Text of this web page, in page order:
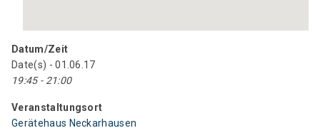
Datum/Zeit
Date(s) - 01.06.17
19:45 - 21:00
Veranstaltungsort
Gerätehaus Neckarhausen